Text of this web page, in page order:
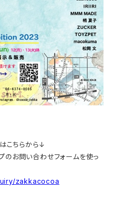
こちらから↓
のお問い合わせフォームを使っ
zakkacocoa